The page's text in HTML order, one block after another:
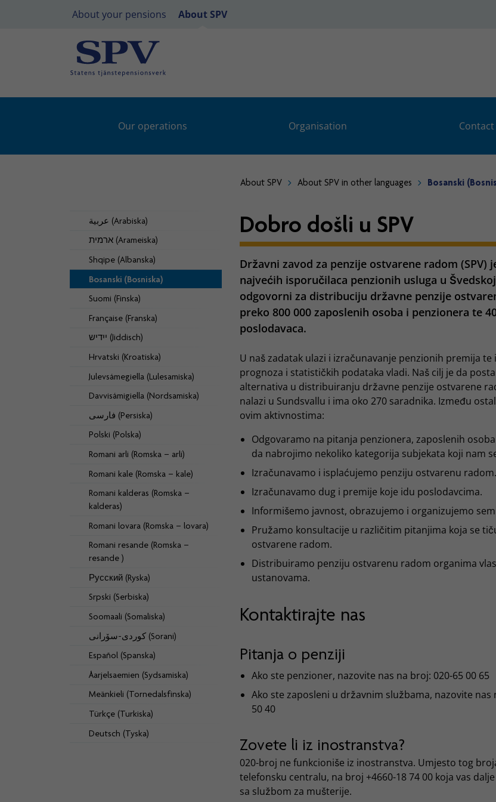
About your pensions About SPV
Our operations Organisation Contact
About SPV About SPV in other languages Bosanski
عربية (Arabiska)
ארמית (Arameiska)
Shqipe (Albanska)
Bosanski (Bosniska)
Suomi (Finska)
Française (Franska)
ייִדיש (Jiddisch)
Hrvatski (Kroatiska)
Julevsámegiella (Lulesamiska)
Davvisámigiella (Nordsamiska)
فارسی (Persiska)
Polski (Polska)
Romani arli (Romska – arli)
Romani kale (Romska – kale)
Romani kalderas (Romska –
kalderas)
Romani lovara (Romska – lovara)
Romani resande (Romska –
resande )
Русский (Ryska)
Srpski (Serbiska)
Soomaali (Somaliska)
كوردی-سۆرانی (Sorani)
Español (Spanska)
Åarjelsaemien (Sydsamiska)
Meänkieli (Tornedalsfinska)
Türkçe (Turkiska)
Deutsch (Tyska)
Dobro došli u SPV
Državni zavod za penzije ostvarene radom (SPV)
najvećih isporučilaca penzionih usluga u
odgovorni za distribuciju državne penzije
preko 800 000 zaposlenih osoba i penzionera te
poslodavaca.
U naš zadatak ulazi i izračunavanje penzionih premija
prognoza i statističkih podataka vladi. Naš cilj je da
alternativa u distribuiranju državne penzije ostvarene
nalazi u Sundsvallu i ima oko 270 saradnika. Između
ovim aktivnostima:
Odgovaramo na pitanja penzionera, zaposlenih
da nabrojimo nekoliko kategorija subjekata koji nam
Izračunavamo i isplaćujemo penziju ostvarenu radom.
Izračunavamo dug i premije koje idu poslodavcima.
Informišemo javnost, obrazujemo i organizujemo
Pružamo konsultacije u različitim pitanjima koja se
ostvarene radom.
Distribuiramo penziju ostvarenu radom organima
ustanovama.
Kontaktirajte nas
Pitanja o penziji
Ako ste penzioner, nazovite nas na broj: 020-65 00 65
Ako ste zaposleni u državnim službama, nazovite nas
50 40
Zovete li iz inostranstva?
020-broj ne funkcioniše iz inostranstva. Umjesto tog
telefonsku centralu, na broj +4660-18 74 00 koja vas
sa službom za mušterije.